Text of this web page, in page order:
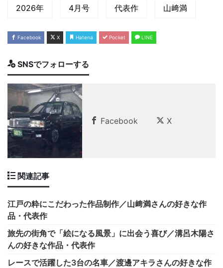
2026年 4月号 代表作 山﨑満
Facebook X Hatena Pocket LINE
SNSでフォローする
Facebook X
関連記事
江戸の粋にこだわった作品制作／山﨑満さんの好きな作
品・代表作
旅先の街角で「絵になる風景」に出会う喜び／溝呂木陽さ
んの好きな作品・代表作
レースで活躍した3台の名車／渡邊アキラさんの好きな作